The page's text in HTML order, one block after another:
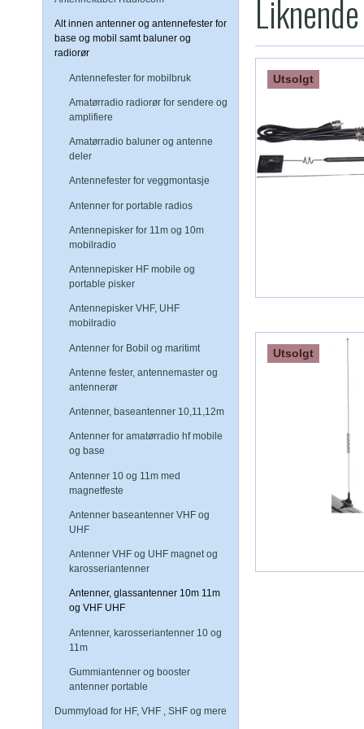
Alt innen antenner og antennefester for
base og mobil samt baluner og
radiorør
Antennefester for mobilbruk
Amatørradio radiorør for sendere og
amplifiere
Amatørradio baluner og antenne
deler
Antennefester for veggmontasje
Antenner for portable radios
Antennepisker for 11m og 10m
mobilradio
Antennepisker HF mobile og
portable pisker
Antennepisker VHF, UHF
mobilradio
Antenner for Bobil og maritimt
Antenne fester, antennemaster og
antennerør
Antenner, baseantenner 10,11,12m
Antenner for amatørradio hf mobile
og base
Antenner 10 og 11m med
magnetfeste
Antenner baseantenner VHF og
UHF
Antenner VHF og UHF magnet og
karosseriantenner
Antenner, glassantenner 10m 11m
og VHF UHF
Antenner, karosseriantenner 10 og
11m
Gummiantenner og booster
antenner portable
Dummyload for HF, VHF , SHF og mere
Utsolgt
Utsolgt